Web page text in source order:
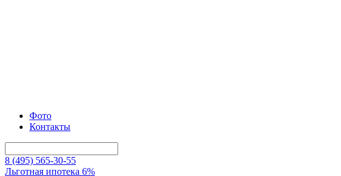
Фото
Контакты
8 (495) 565-30-55
Льготная ипотека 6%